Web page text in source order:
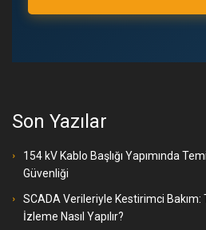
Son Yazılar
154 kV Kablo Başlığı Yapımında
Güvenliği
SCADA Verileriyle Kestirimci
İzleme Nasıl Yapılır?